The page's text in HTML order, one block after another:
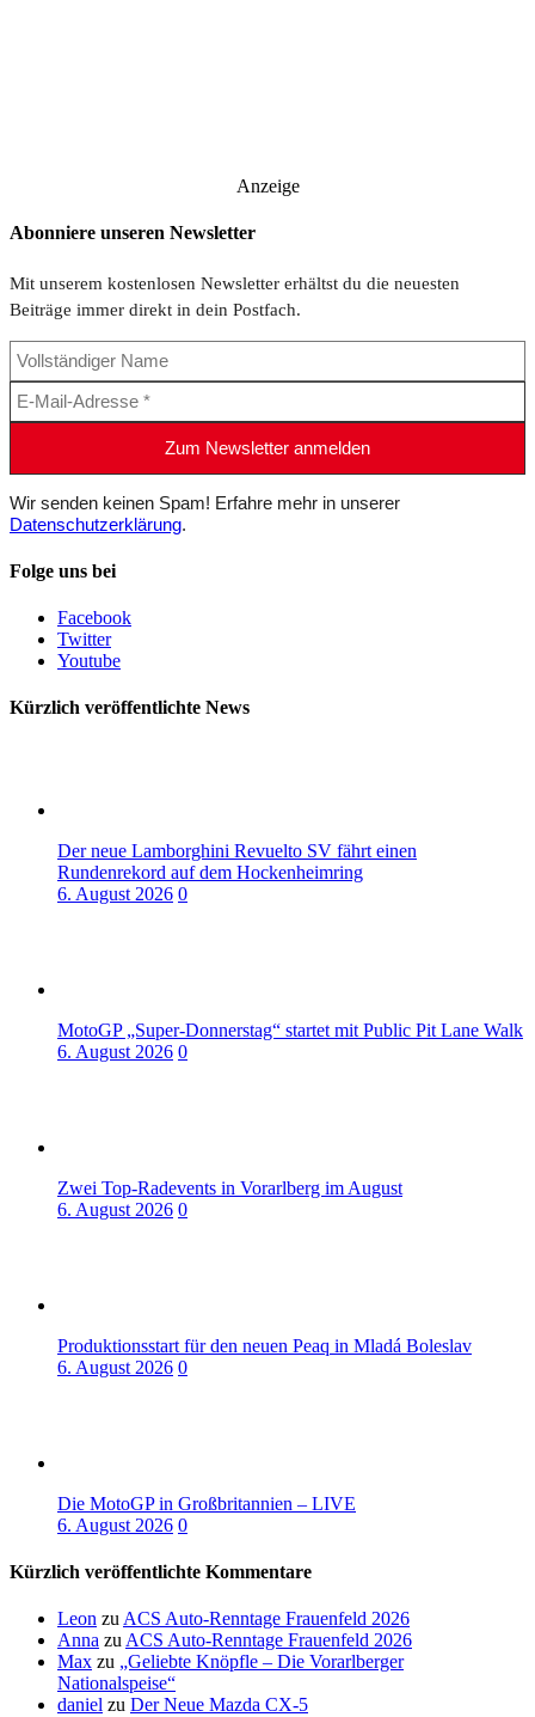
Anzeige
Abonniere unseren Newsletter
Mit unserem kostenlosen Newsletter erhältst du die neuesten
Beiträge immer direkt in dein Postfach.
Wir senden keinen Spam! Erfahre mehr in unserer
Datenschutzerklärung.
Folge uns bei
Facebook
Twitter
Youtube
Kürzlich veröffentlichte News
Der neue Lamborghini Revuelto SV fährt einen
Rundenrekord auf dem Hockenheimring
6. August 2026 0
MotoGP „Super-Donnerstag“ startet mit Public Pit Lane Walk
6. August 2026 0
Zwei Top-Radevents in Vorarlberg im August
6. August 2026 0
Produktionsstart für den neuen Peaq in Mladá Boleslav
6. August 2026 0
Die MotoGP in Großbritannien – LIVE
6. August 2026 0
Kürzlich veröffentlichte Kommentare
Leon zu ACS Auto-Renntage Frauenfeld 2026
Anna zu ACS Auto-Renntage Frauenfeld 2026
Max zu „Geliebte Knöpfle – Die Vorarlberger
Nationalspeise“
daniel zu Der Neue Mazda CX-5